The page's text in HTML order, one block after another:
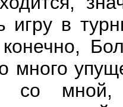
игру в
много
со